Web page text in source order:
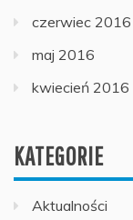
czerwiec 2016
maj 2016
kwiecień 2016
KATEGORIE
Aktualności